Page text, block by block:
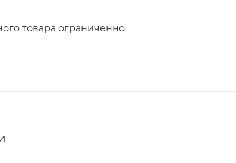
товара ограниченно